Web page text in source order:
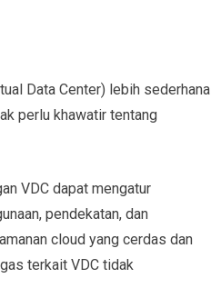
Data Center) lebih sederhana
perlu khawatir tentang
VDC dapat mengatur
pendekatan, dan
cloud yang cerdas dan
terkait VDC tidak